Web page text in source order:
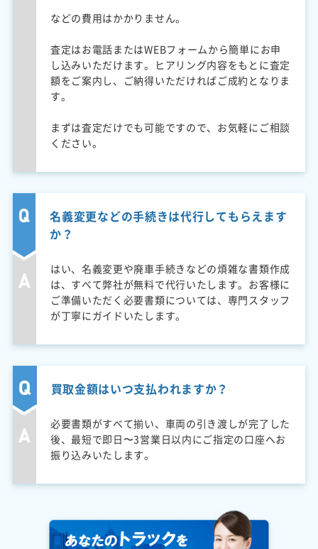
などの費用はかかりません。
査定はお電話またはWEBフォームから簡単にお申
し込みいただけます。ヒアリング内容をもとに査定
額をご案内し、ご納得いただければご成約となりま
す。
まずは査定だけでも可能ですので、お気軽にご相談
ください。
名義変更などの手続きは代行してもらえます
か？
はい、名義変更や廃車手続きなどの煩雑な書類作成
は、すべて弊社が無料で代行いたします。お客様に
ご準備いただく必要書類については、専門スタッフ
が丁寧にガイドいたします。
買取金額はいつ支払われますか？
必要書類がすべて揃い、車両の引き渡しが完了した
後、最短で即日〜3営業日以内にご指定の口座へお
振り込みいたします。